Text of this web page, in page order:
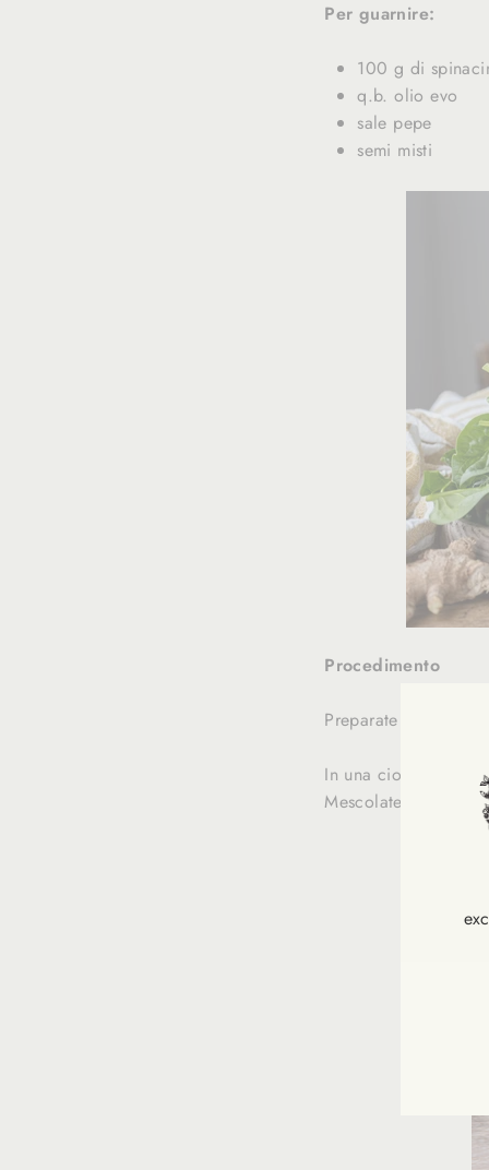
Per guarnire:
100 g di
q.b. olio evo
sale pepe
semi misti
Procedimento
Preparate i
In una ciotolina
Mescolate,